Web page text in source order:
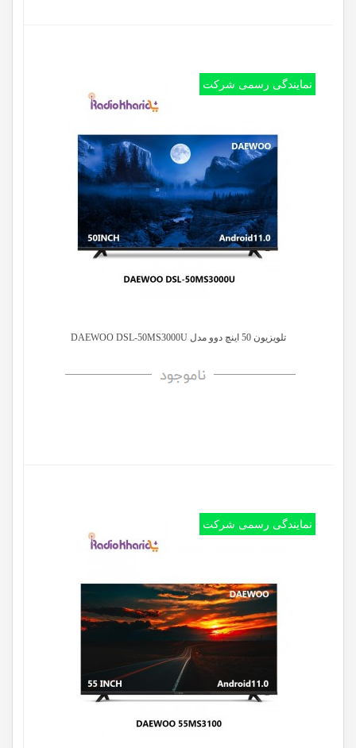
نمایندگی رسمی شرکت
تلويزيون 50 اینچ دوو مدل DAEWOO DSL-50MS3000U
نمایندگی رسمی شرکت